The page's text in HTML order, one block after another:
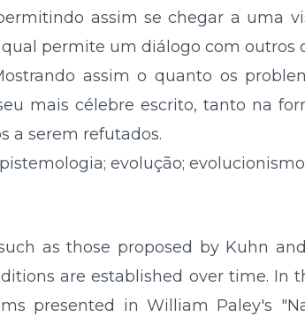
assim se chegar a uma
permite um diálogo com outros
assim o quanto os
mais célebre escrito, tanto na
a serem refutados.
evolução;
as those proposed by Kuhn
are established over time. In
presented in William Paley's